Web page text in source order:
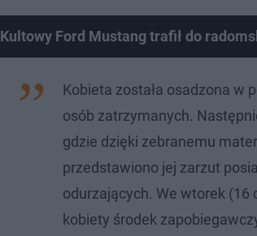
Kultowy Ford Mustang trafił do
Kobieta została osadzona w
osób zatrzymanych.
gdzie dzięki zebranemu
przedstawiono jej zarzut
odurzających. We wtorek (16
kobiety środek